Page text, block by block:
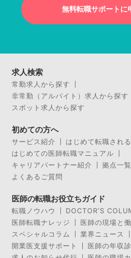
無料転職サポートに
求人検索
常勤求人から探す
非常勤（アルバイト）求人から探す
スポット求人から探す
初めての方へ
サービス紹介
はじめて転職され
はじめての医師転職マニュアル
キャリアパートナー紹介
拠点一覧
よくあるご質問
医師の転職お役立ちガイド
転職ノウハウ
DOCTOR’S
医師転職ナレッジ
医師の現場と
スペシャルコラム
業界ニュース
開業医支援サポート
医師の年収